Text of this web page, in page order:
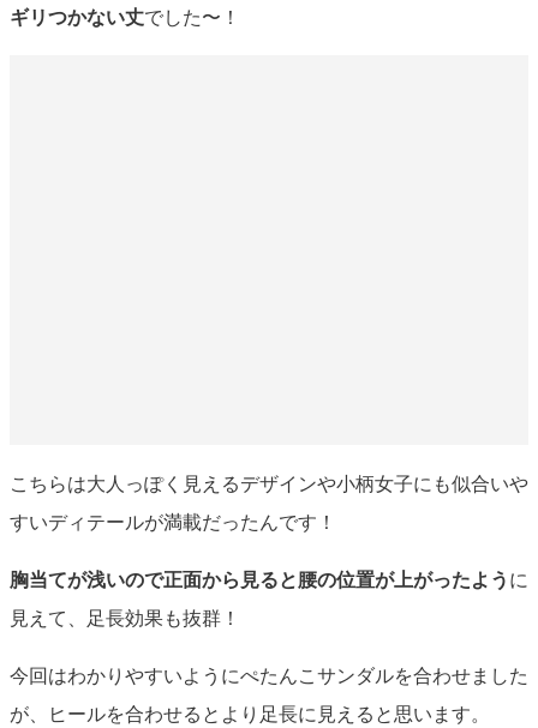
ギリつかない丈でした〜！
こちらは大人っぽく見えるデザインや小柄女子にも似合いや
すいディテールが満載だったんです！
胸当てが浅いので正面から見ると腰の位置が上がったように
見えて、足長効果も抜群！
今回はわかりやすいようにぺたんこサンダルを合わせました
が、ヒールを合わせるとより足長に見えると思います。